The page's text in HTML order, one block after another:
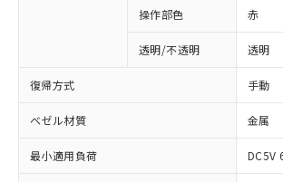
操作部色 赤
透明/不透明 透明
復帰方式 手動
ベゼル材質 金属
最小適用負荷 DC5V